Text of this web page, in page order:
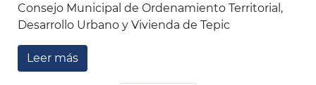
Consejo Municipal de Ordenamiento Territorial,
Desarrollo Urbano y Vivienda de Tepic
Leer más